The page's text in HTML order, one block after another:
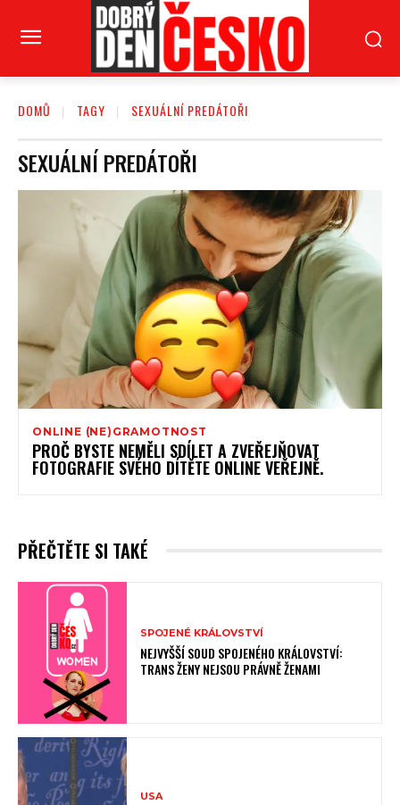
DOMŮ TAGY SEXUÁLNÍ PREDÁTOŘI
SEXUÁLNÍ PREDÁTOŘI
ONLINE (NE)GRAMOTNOST
PROČ BYSTE NEMĚLI SDÍLET A ZVEŘEJŇOVAT
FOTOGRAFIE SVÉHO DÍTĚTE ONLINE VEŘEJNĚ.
PŘEČTĚTE SI TAKÉ
SPOJENÉ KRÁLOVSTVÍ
NEJVYŠŠÍ SOUD SPOJENÉHO KRÁLOVSTVÍ:
TRANS ŽENY NEJSOU PRÁVNĚ ŽENAMI
USA